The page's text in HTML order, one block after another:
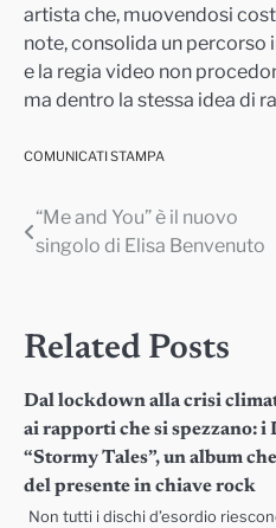
artista che, muovendosi
note, consolida un percorso
e la regia video non
ma dentro la stessa idea di
COMUNICATI STAMPA
Navigazione
“Me and You” è il nuovo
singolo di Elisa Benvenuto
Related Posts
Dal lockdown alla crisi
ai rapporti che si spezzano:
“Stormy Tales”, un album
del presente in chiave rock
Non tutti i dischi d’esordio